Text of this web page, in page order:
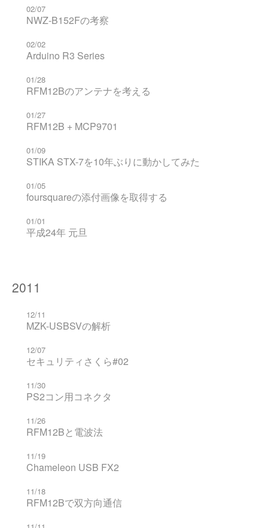
02/07
NWZ-B152Fの考察
02/02
Arduino R3 Series
01/28
RFM12Bのアンテナを考える
01/27
RFM12B + MCP9701
01/09
STIKA STX-7を10年ぶりに動かしてみた
01/05
foursquareの添付画像を取得する
01/01
平成24年 元旦
2011
12/11
MZK-USBSVの解析
12/07
セキュリティさくら#02
11/30
PS2コン用コネクタ
11/26
RFM12Bと電波法
11/19
Chameleon USB FX2
11/18
RFM12Bで双方向通信